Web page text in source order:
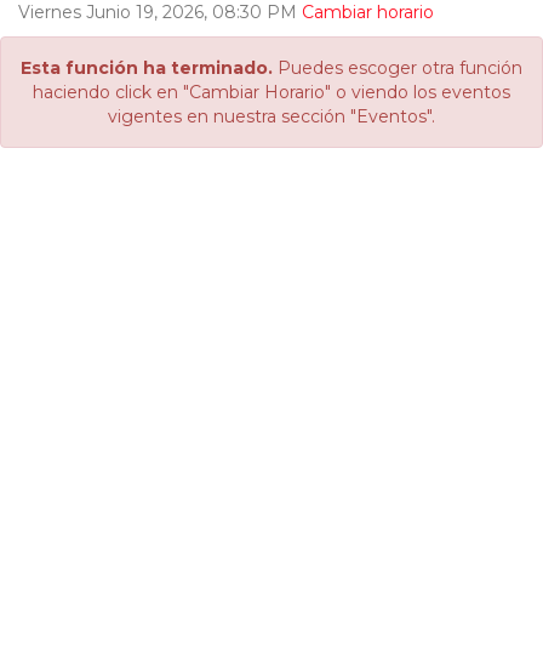
Viernes Junio 19, 2026, 08:30 PM Cambiar horario
Esta función ha terminado. Puedes escoger otra función
haciendo click en "Cambiar Horario" o viendo los eventos
vigentes en nuestra sección "Eventos".